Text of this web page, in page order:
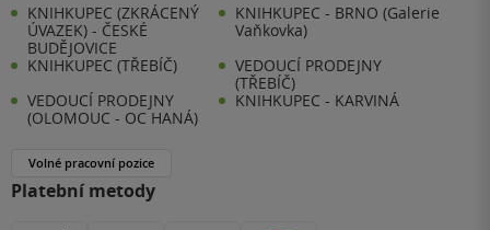
KNIHKUPEC (ZKRÁCENÝ
ÚVAZEK) - ČESKÉ
BUDĚJOVICE
KNIHKUPEC - BRNO (Galerie
Vaňkovka)
KNIHKUPEC (TŘEBÍČ)
VEDOUCÍ PRODEJNY
(TŘEBÍČ)
VEDOUCÍ PRODEJNY
(OLOMOUC - OC HANÁ)
KNIHKUPEC - KARVINÁ
Volné pracovní pozice
Platební metody